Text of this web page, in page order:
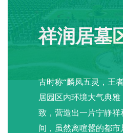
祥润居墓
古时称“麟凤五灵，王
居园区内环境大气典
致，营造出一片宁静
间，虽然离喧嚣的都